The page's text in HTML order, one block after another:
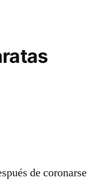
de coronarse